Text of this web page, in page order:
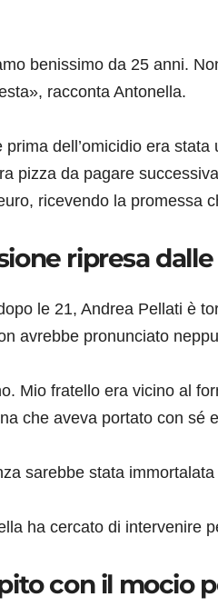
benissimo da 25 anni.
racconta Antonella.
prima dell’omicidio era
pizza da pagare
ricevendo la promessa
ripresa
le 21, Andrea Pellati è
avrebbe pronunciato
Mio fratello era vicino al
che aveva portato con sé
sarebbe stata
ha cercato di intervenire
con il mocio